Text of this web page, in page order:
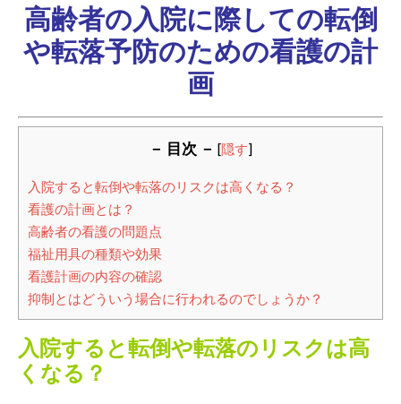
高齢者の入院に際しての転倒
や転落予防のための看護の計
画
－ 目次 － [隠す]
入院すると転倒や転落のリスクは高くなる？
看護の計画とは？
高齢者の看護の問題点
福祉用具の種類や効果
看護計画の内容の確認
抑制とはどういう場合に行われるのでしょうか？
入院すると転倒や転落のリスクは高
くなる？